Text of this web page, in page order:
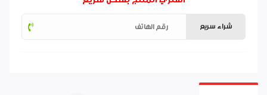
شراء سريع